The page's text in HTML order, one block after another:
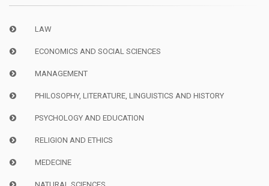
LAW
ECONOMICS AND SOCIAL SCIENCES
MANAGEMENT
PHILOSOPHY, LITERATURE, LINGUISTICS AND HISTORY
PSYCHOLOGY AND EDUCATION
RELIGION AND ETHICS
MEDECINE